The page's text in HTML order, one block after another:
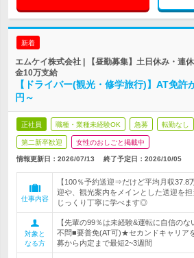
新着
エムケイ株式会社 | 【昼勤募集】土日休み・連
金10万支給
【ドライバー(観光・修学旅行)】AT免
円～
正社員 職種・業種未経験OK 急募 転勤なし
第二新卒歓迎 女性のおしごと掲載中
情報更新日：2026/07/13 終了予定日： 2026/10/05
仕事内容
【100％予約送迎⇒だけど平均月収
迎や、観光案内をメインとした送迎を
じっくり丁寧に学べます◎
対象と
なる方
【先輩の99％は未経験&運転に自信の
不問■要普免(AT可)★セカンドキャリア
募から内定まで最短2~3週間